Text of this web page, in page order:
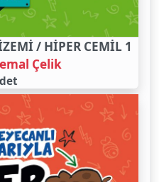
/ HİPER CEMİL 1
Çelik